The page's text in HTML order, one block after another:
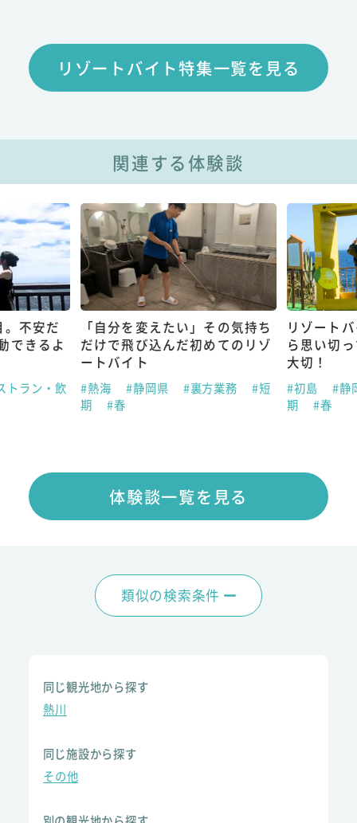
リゾートバイト特集一覧を見る
関連する体験談
不安だ
できるよ
トラン・飲
「自分を変えたい」その気持ち
だけで飛び込んだ初めてのリゾ
ートバイト
#熱海 #静岡県 #裏方業務
#短
期
#春
リゾート
ら思い切
大切！
#初島
#静
期
#春
体験談一覧を見る
類似の検索条件
同じ観光地から探す
熱川
同じ施設から探す
その他